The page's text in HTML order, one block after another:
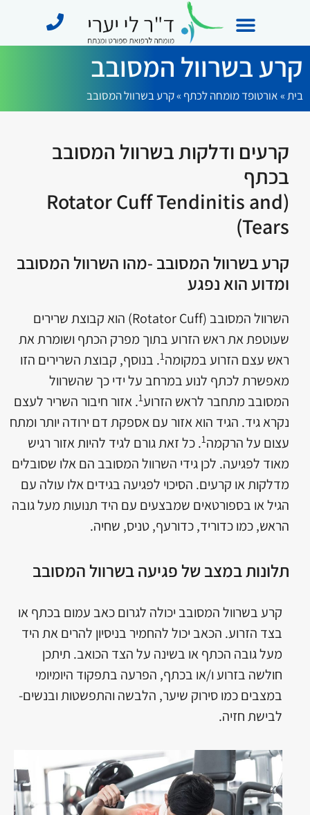
קרע בשרוול המסובב
בית»אורטופד מומחה לכתף​ »קרע בשרוול המסובב
קרעים ודלקות בשרוול המסובב
בכתף
(Rotator Cuff Tendinitis and
Tears)
קרע בשרוול המסובב -מהו השרוול המסובב
ומדוע הוא נפגע
השרוול המסובב (Rotator Cuff) הוא קבוצת שרירים
שעוטפת את ראש הזרוע בתוך מפרק הכתף ושומרת את
ראש עצם הזרוע במקומה1. בנוסף, קבוצת השרירים הזו
מאפשרת לכתף לנוע במרחב על ידי כך שהשרוול
המסובב מתחבר לראש הזרוע1. אזור חיבור השריר לעצם
נקרא גיד. הגיד הוא אזור עם אספקת דם ירודה יותר ומתח
עצום על הרקמה1. כל זאת גורם לגיד להיות אזור רגיש
מאוד לפגיעה. לכן גידי השרוול המסובב הם אלו שסובלים
מדלקות או קרעים. הסיכוי לפגיעה בגידים אלו עולה עם
הגיל או בספורטאים שמבצעים עם היד תנועות מעל גובה
הראש, כמו כדוריד, כדורעף, טניס, שחיה.
תלונות במצב של פגיעה בשרוול המסובב
קרע בשרוול המסובב יכולה לגרום כאב עמום בכתף או
בצד הזרוע. הכאב יכול להחמיר בניסיון להרים את היד
מעל גובה הכתף או בשינה על הצד הכואב. תיתכן
חולשה בזרוע ו/או בכתף, הפרעה בתפקוד היומיומי
במצבים כמו סירוק שיער, הלבשה והתפשטות ובנשים-
לבישת חזיה.